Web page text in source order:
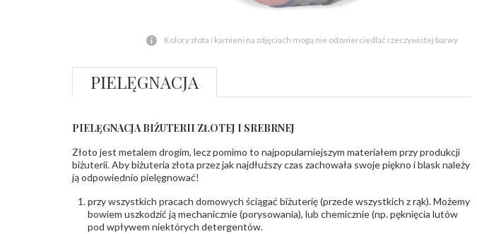
Kolory złota i kamieni na zdjęciach mogą nie odzwierciedlać rzeczywistej barwy
PIELĘGNACJA
PIELĘGNACJA BIŻUTERII ZŁOTEJ I SREBRNEJ
Złoto jest metalem drogim, lecz pomimo to najpopularniejszym materiałem przy produkcji
biżuterii. Aby biżuteria złota przez jak najdłuższy czas zachowała swoje piękno i blask należy
ją odpowiednio pielęgnować!
przy wszystkich pracach domowych ściągać biżuterię (przede wszystkich z rąk). Możemy
bowiem uszkodzić ją mechanicznie (porysowania), lub chemicznie (np. pęknięcia lutów
pod wpływem niektórych detergentów.